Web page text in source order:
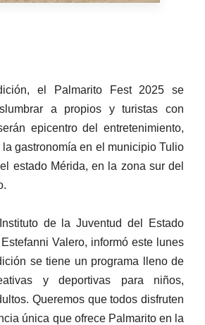
el Palmarito Fest 2025 se
a propios y turistas con
epicentro del entretenimiento,
gastronomía en el municipio Tulio
estado Mérida, en la zona sur del
de la Juventud del Estado
Valero, informó este lunes
se tiene un programa lleno de
y deportivas para niños,
Queremos que todos disfruten
única que ofrece Palmarito en la